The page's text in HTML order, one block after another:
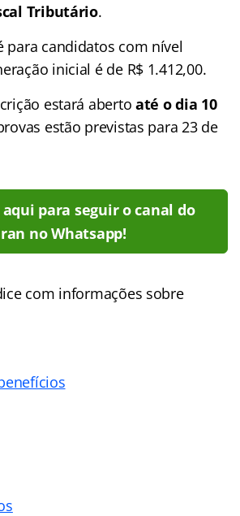
Tributário.
para candidatos com nível
inicial é de R$ 1.412,00.
estará abertoaté o dia 10
estão previstas para 23 de
para seguir o canal do
no Whatsapp!
com informações sobre